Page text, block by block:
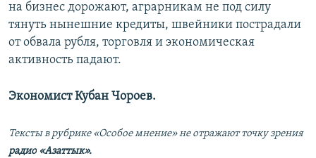
на бизнес дорожают, аграрникам не под силу
тянуть нынешние кредиты, швейники пострадали
от обвала рубля, торговля и экономическая
активность падают.
Экономист Кубан Чороев.
Тексты в рубрике «Особое мнение» не отражают точку зрения
радио «Азаттык».